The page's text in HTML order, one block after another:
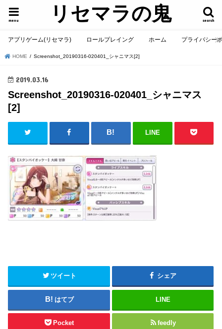
リセマラの鬼 search
menu
アプリゲーム(リセマラ) ロールプレイング ホーム プライバシー
HOME Screenshot_20190316-020401_シャニマス[2]
2019.03.16
Screenshot_20190316-020401_シャニマス
[2]
LINE
ツイート シェア
はてブ LINE
Pocket feedly